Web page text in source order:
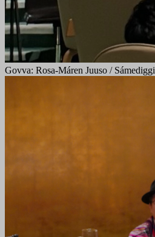
Govva: Rosa-Máren Juuso / Sámediggi